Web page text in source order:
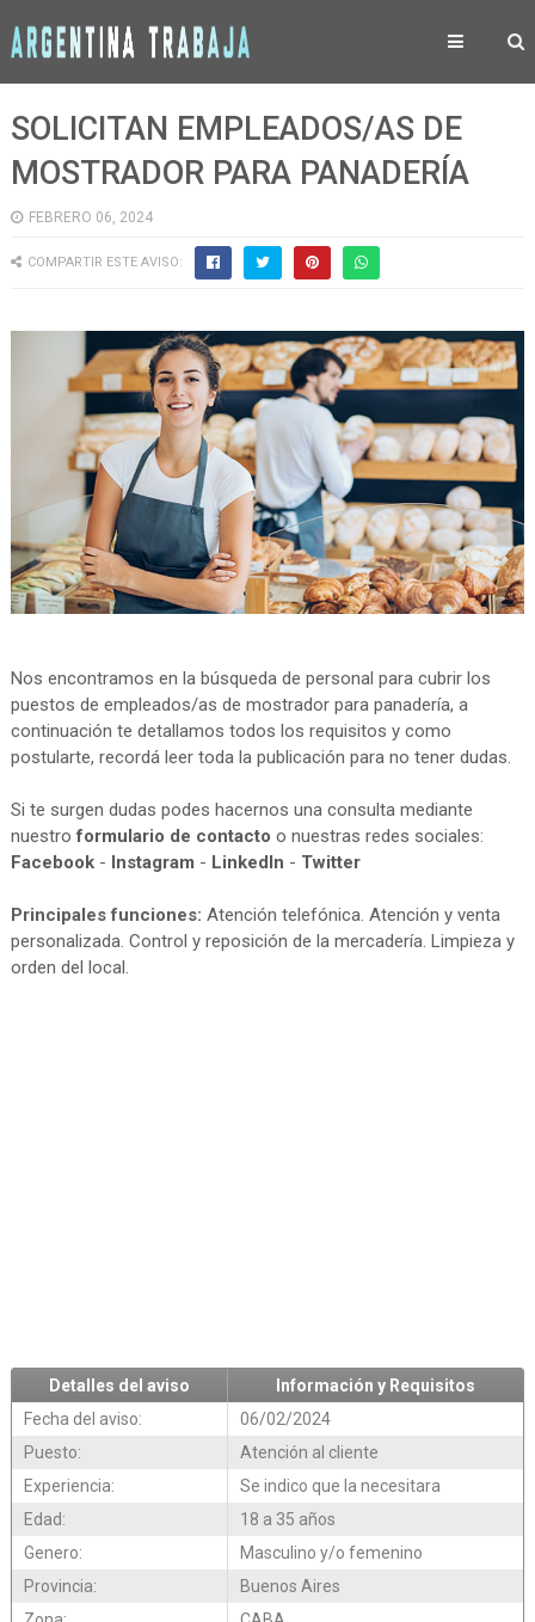
SOLICITAN EMPLEADOS/AS DE
MOSTRADOR PARA PANADERÍA
FEBRERO 06, 2024
COMPARTIR ESTE AVISO:
Nos encontramos en la búsqueda de personal para cubrir los
puestos de empleados/as de mostrador para panadería, a
continuación te detallamos todos los requisitos y como
postularte, recordá leer toda la publicación para no tener dudas.
Si te surgen dudas podes hacernos una consulta mediante
nuestroformulario de contacto o nuestras redes sociales:
Facebook- Instagram - LinkedIn - Twitter
Principales funciones: Atención telefónica. Atención y venta
personalizada. Control y reposición de la mercadería. Limpieza y
orden del local.
Detalles del aviso
Información y Requisitos
Fecha del aviso:
06/02/2024
Puesto:
Atención al cliente
Experiencia:
Se indico que la necesitara
Edad:
18 a 35 años
Genero:
Masculino y/o femenino
Provincia:
Buenos Aires